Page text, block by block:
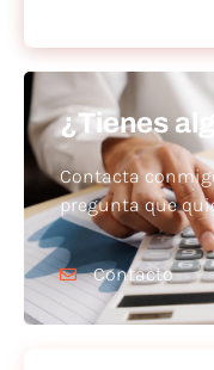
¿Tienes
Contacta
pregunta que
Contacto